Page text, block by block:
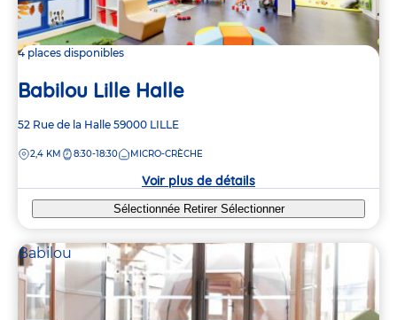
4 places disponibles
Babilou Lille Halle
Adresse
la
52 Rue de la Halle 59000 LILLE
DISTANCE
2,4 KM 8:30-18:30 MICRO-CRÈCHE
Voir plus de détails
Sélectionnée Retirer Sélectionner
Babilou